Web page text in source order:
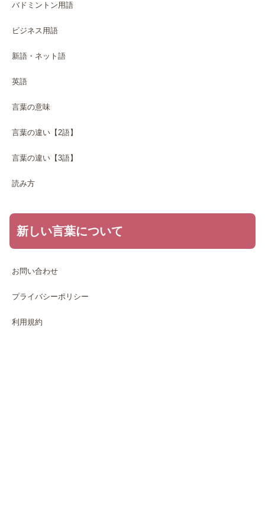
バドミントン用語
ビジネス用語
新語・ネット語
英語
言葉の意味
言葉の違い【2語】
言葉の違い【3語】
読み方
新しい言葉について
お問い合わせ
プライバシーポリシー
利用規約